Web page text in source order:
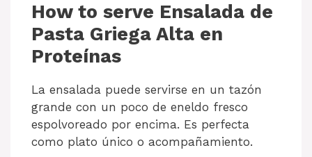
How to serve Ensalada de
Pasta Griega Alta en
Proteínas
La ensalada puede servirse en un tazón
grande con un poco de eneldo fresco
espolvoreado por encima. Es perfecta
como plato único o acompañamiento.